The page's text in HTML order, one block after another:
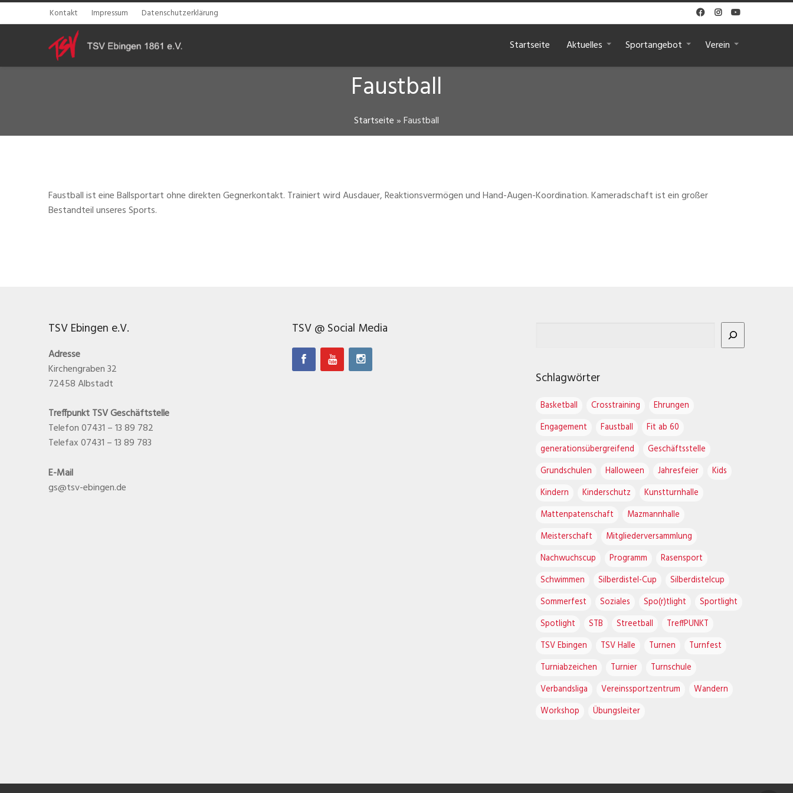
Kontakt Impressum Datenschutzerklärung   
Startseite Aktuelles Sportangebot Verein
Faustball
Startseite »Faustball
Faustball ist eine Ballsportart ohne direkten Gegnerkontakt. Trainiert wird Ausdauer, Reaktionsvermögen und Hand-Augen-Koordination. Kameradschaft ist ein großer
Bestandteil unseres Sports.
TSV Ebingen e.V.
Adresse
Kirchengraben 32
72458 Albstadt
Treffpunkt TSV Geschäftstelle
Telefon 07431 – 13 89 782
Telefax 07431 – 13 89 783
E-Mail
gs@tsv-ebingen.de
TSV @ Social Media
Schlagwörter
Basketball Crosstraining
Ehrungen
Engagement
Faustball
Fit ab 60
generationsübergreifend
Geschäftsstelle
Grundschulen
Halloween Jahresfeier
Kids
Kindern
Kinderschutz
Kunstturnhalle
Mattenpatenschaft
Mazmannhalle
Meisterschaft
Mitgliederversammlung
Nachwuchscup
Programm
Rasensport
Schwimmen
Silberdistel-Cup
Silberdistelcup
Sommerfest
Soziales Spo(r)tlight
Sportlight
Spotlight
STB Streetball
TreffPUNKT
TSV Ebingen
TSV Halle Turnen
Turnfest
Turniabzeichen
Turnier
Turnschule
Verbandsliga
Vereinssportzentrum
Wandern
Workshop
Übungsleiter